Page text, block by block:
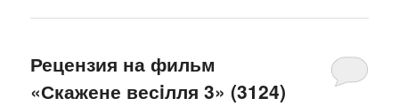
Рецензия на фильм
«Скажене весiлля 3» (3124)